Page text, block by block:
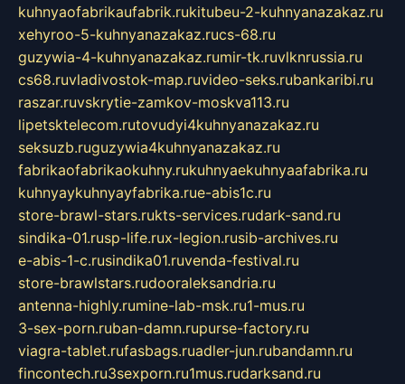
kuhnyaofabrikaufabrik.rukitubeu-2-kuhnyanazakaz.ru
xehyroo-5-kuhnyanazakaz.rucs-68.ru
guzywia-4-kuhnyanazakaz.rumir-tk.ruvlknrussia.ru
cs68.ruvladivostok-map.ruvideo-seks.rubankaribi.ru
raszar.ruvskrytie-zamkov-moskva113.ru
lipetsktelecom.rutovudyi4kuhnyanazakaz.ru
seksuzb.ruguzywia4kuhnyanazakaz.ru
fabrikaofabrikaokuhny.rukuhnyaekuhnyaafabrika.ru
kuhnyaykuhnyayfabrika.rue-abis1c.ru
store-brawl-stars.rukts-services.rudark-sand.ru
sindika-01.rusp-life.rux-legion.rusib-archives.ru
e-abis-1-c.rusindika01.ruvenda-festival.ru
store-brawlstars.rudooraleksandria.ru
antenna-highly.rumine-lab-msk.ru1-mus.ru
3-sex-porn.ruban-damn.rupurse-factory.ru
viagra-tablet.rufasbags.ruadler-jun.rubandamn.ru
fincontech.ru3sexporn.ru1mus.rudarksand.ru